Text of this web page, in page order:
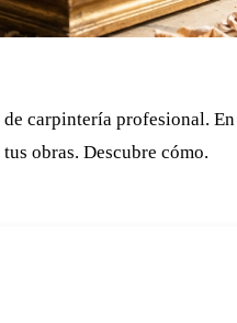
carpintería profesional.
obras. Descubre cómo.